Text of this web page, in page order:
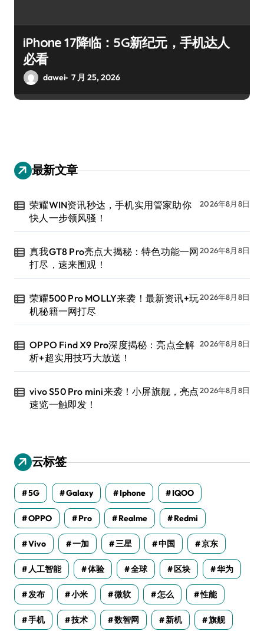
iPhone 17降临：5G新纪元，手机达人
必看
dawei 7 月 25, 2026
最新文章
荣耀WIN资讯秒达，手机实用管家助你
快人一步领风骚！
2026年8月8日
真我GT8 Pro亮点大揭秘：特色功能一网
打尽，速来围观！
2026年8月8日
荣耀500 Pro MOLLY来袭！最新资讯+玩
机秘籍一网打尽
2026年8月8日
OPPO Find X9 Pro深度揭秘：亮点全解
析+超实用技巧大放送！
2026年8月8日
vivo S50 Pro mini来袭！小屏旗舰，亮点
速览一触即发！
2026年8月8日
云标签
5G Galaxy Iphone IQOO
OPPO Pro Realme Redmi
Vivo 一加 三星 中国 京东
人工智能 体验 全球 区块 华为
发布 小米 微软 怎么 性能
手机 技术 数智网 新机 旗舰